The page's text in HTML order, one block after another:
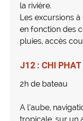
la rivière.
Les excursions
en fonction des
pluies, accès
J12 : CHI PHAT
2h de bateau
A l’aube,